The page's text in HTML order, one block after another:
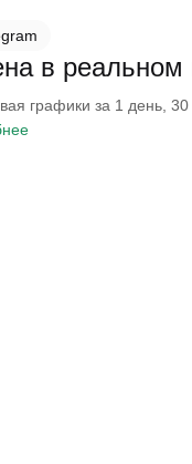
в реальном
графики за 1 день,